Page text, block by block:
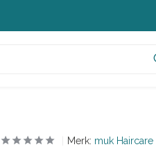
Merk: muk Haircare